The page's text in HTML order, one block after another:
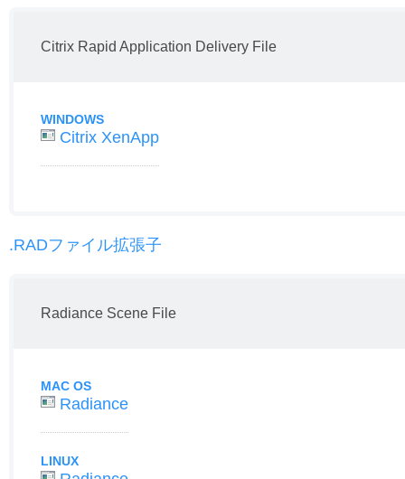
Citrix Rapid Application Delivery File
WINDOWS
Citrix XenApp
.RADファイル拡張子
Radiance Scene File
MAC OS
Radiance
LINUX